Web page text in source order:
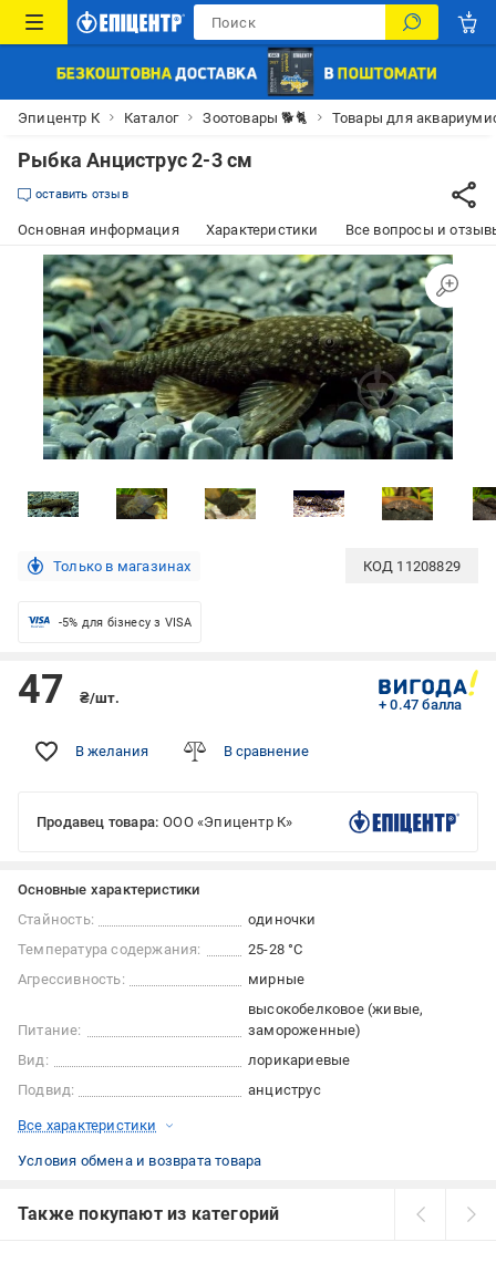
Эпицентр К Каталог Зоотовары 🐕🐈 Товары для
Рыбка Анциструс 2-3 см
оставить отзыв
Основная информация Характеристики Все вопросы и
Только в магазинах КОД 11208829
-5% для бізнесу з VISA
47 ₴/шт. + 0.47 балла
В желания В сравнение
Продавец товара: ООО «Эпицентр К»
Основные характеристики
Стайность:
одиночки
Температура содержания:
25-28 °С
Агрессивность:
мирные
Питание:
высокобелковое (живые,
замороженные)
Вид:
лорикариевые
Подвид:
анциструс
Все характеристики
Условия обмена и возврата товара
Также покупают из категорий